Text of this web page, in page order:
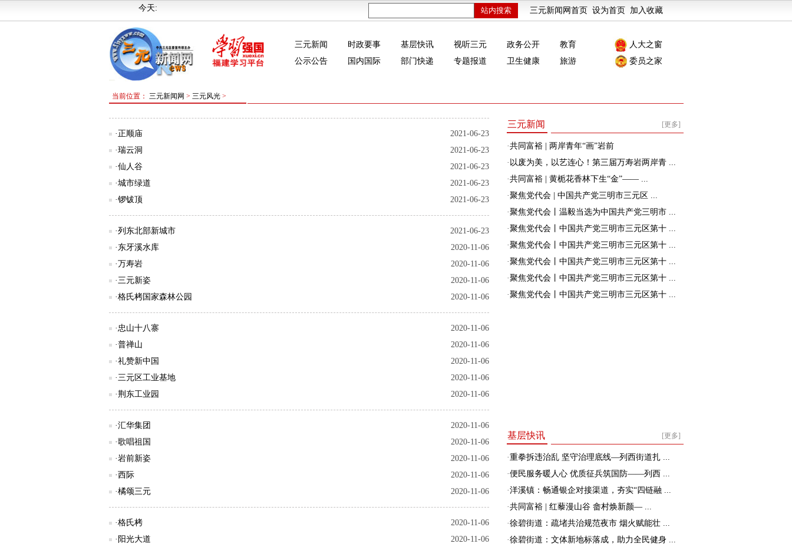
今天: 三元新闻网首页 设为首页 加入收藏
三元新闻 时政要事 基层快讯 视听三元 政务公开 教育
人大之窗
公示公告
国内国际 部门快递 专题报道 卫生健康 旅游 委员之家
当前位置： 三元新闻网 > 三元风光>
2021-06-23
·正顺庙
2021-06-23
·瑞云洞
2021-06-23
·仙人谷
2021-06-23
·城市绿道
2021-06-23
·锣钹顶
2021-06-23
·列东北部新城市
2020-11-06
·东牙溪水库
2020-11-06
·万寿岩
2020-11-06
·三元新姿
2020-11-06
·格氏栲国家森林公园
2020-11-06
·忠山十八寨
2020-11-06
·普禅山
2020-11-06
·礼赞新中国
2020-11-06
·三元区工业基地
2020-11-06
·荆东工业园
2020-11-06
·汇华集团
2020-11-06
·歌唱祖国
2020-11-06
·岩前新姿
2020-11-06
·西际
2020-11-06
·橘颂三元
2020-11-06
·格氏栲
2020-11-06
·阳光大道
[更多]
三元新闻
·共同富裕 | 两岸青年“画”岩前
· 以废为美，以艺连心！第三届万寿岩两岸青 ...
·共同富裕 | 黄栀花香林下生“金”—— ...
·聚焦党代会 | 中国共产党三明市三元区 ...
·聚焦党代会丨温毅当选为中国共产党三明市 ...
·聚焦党代会丨中国共产党三明市三元区第十 ...
·聚焦党代会丨中国共产党三明市三元区第十 ...
·聚焦党代会丨中国共产党三明市三元区第十 ...
·聚焦党代会丨中国共产党三明市三元区第十 ...
·聚焦党代会丨中国共产党三明市三元区第十 ...
[更多]
基层快讯
·重拳拆违治乱 坚守治理底线—列西街道扎 ...
·便民服务暖人心 优质征兵筑国防——列西 ...
·洋溪镇：畅通银企对接渠道，夯实“四链融 ...
·共同富裕 | 红藜漫山谷 畲村焕新颜— ...
·徐碧街道：疏堵共治规范夜市 烟火赋能壮 ...
·徐碧街道：文体新地标落成，助力全民健身 ...